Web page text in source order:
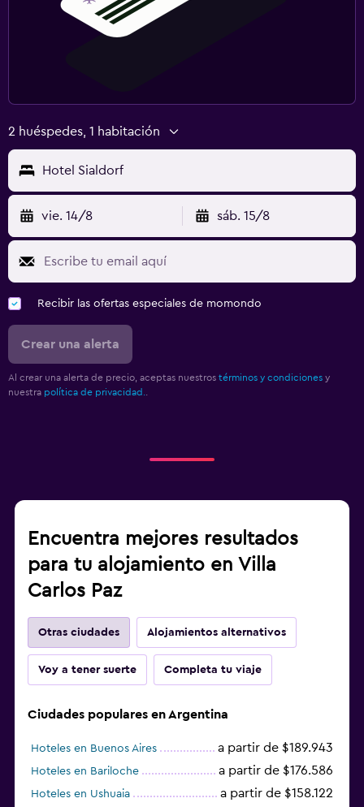
2 huéspedes, 1 habitación
Hotel Sialdorf
vie. 14/8 sáb. 15/8
Recibir las ofertas especiales de momondo
Crear una alerta
Al crear una alerta de precio, aceptas nuestros términos y condiciones y
nuestra política de privacidad.
Encuentra mejores resultados
para tu alojamiento en Villa
Carlos Paz
Otras ciudades Alojamientos alternativos
Voy a tener suerte Completa tu viaje
Ciudades populares en Argentina
Hoteles en Buenos Aires a partir de $189.943
Hoteles en Bariloche a partir de $176.586
Hoteles en Ushuaia a partir de $158.122